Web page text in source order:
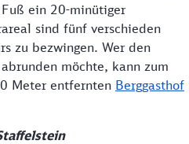
ein 20-minütiger
sind fünf verschieden
zu bezwingen. Wer den
möchte, kann zum
Meter entfernten Berggasthof